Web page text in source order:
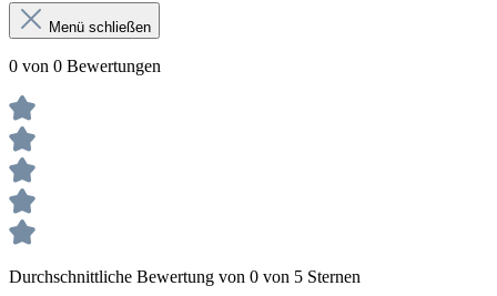
Menü schließen
0 von 0 Bewertungen
Durchschnittliche Bewertung von 0 von 5 Sternen